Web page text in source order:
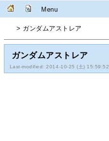
Menu
> ガンダムアストレア
ガンダムアストレア
Last-modified: 2014-10-25 (土) 15:59:52